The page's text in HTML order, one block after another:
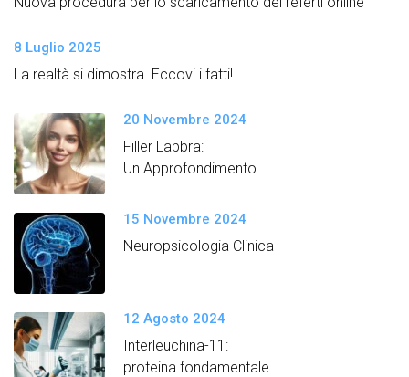
8 Luglio 2025
La realtà si dimostra. Eccovi i fatti!
20 Novembre 2024
Filler Labbra:
Un Approfondimento
15 Novembre 2024
Neuropsicologia Clinica
12 Agosto 2024
Interleuchina-11:
proteina fondamentale